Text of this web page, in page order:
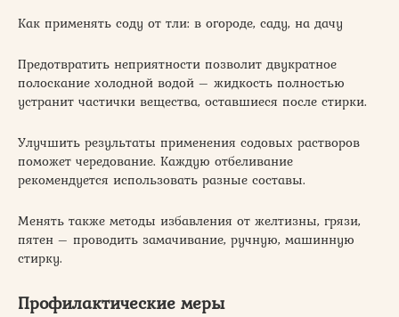
Как применять соду от тли: в огороде, саду, на дачу
Предотвратить неприятности позволит двукратное
полоскание холодной водой – жидкость полностью
устранит частички вещества, оставшиеся после стирки.
Улучшить результаты применения содовых растворов
поможет чередование. Каждую отбеливание
рекомендуется использовать разные составы.
Менять также методы избавления от желтизны, грязи,
пятен – проводить замачивание, ручную, машинную
стирку.
Профилактические меры